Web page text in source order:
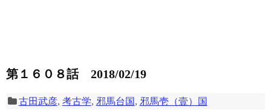
第１６０８話 2018/02/19
古田武彦, 考古学, 邪馬台国 , 邪馬壱（壹）国